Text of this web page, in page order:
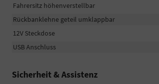
Fahrersitz höhenverstellbar
Rückbanklehne geteil umklappbar
12V Steckdose
USB Anschluss
Sicherheit & Assistenz